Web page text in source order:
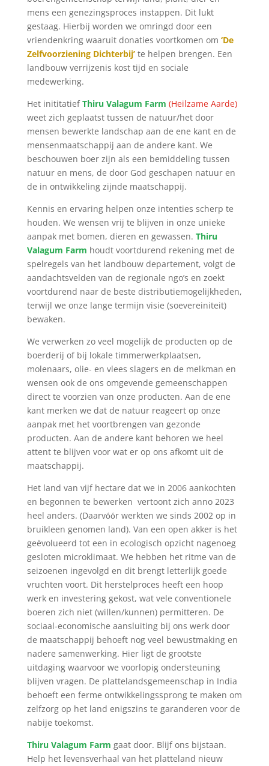
mens een genezingsproces instappen. Dit lukt
gestaag. Hierbij worden we omringd door een
vriendenkring waaruit donaties voortkomen om ‘De
Zelfvoorziening Dichterbij’te helpen brengen. Een
landbouw verrijzenis kost tijd en sociale
medewerking.
Het inititatiefThiru Valagum Farm (Heilzame Aarde)
weet zich geplaatst tussen de natuur/het door
mensen bewerkte landschap aan de ene kant en de
mensenmaatschappij aan de andere kant. We
beschouwen boer zijn als een bemiddeling tussen
natuur en mens, de door God geschapen natuur en
de in ontwikkeling zijnde maatschappij.
Kennis en ervaring helpen onze intenties scherp te
houden. We wensen vrij te blijven in onze unieke
aanpak met bomen, dieren en gewassen. Thiru
Valagum Farm houdt voortdurend rekening met de
spelregels van het landbouw departement, volgt de
aandachtsvelden van de regionale ngo’s en zoekt
voortdurend naar de beste distributiemogelijkheden,
terwijl we onze lange termijn visie (soevereiniteit)
bewaken.
We verwerken zo veel mogelijk de producten op de
boerderij of bij lokale timmerwerkplaatsen,
molenaars, olie- en vlees slagers en de melkman en
wensen ook de ons omgevende gemeenschappen
direct te voorzien van onze producten. Aan de ene
kant merken we dat de natuur reageert op onze
aanpak met het voortbrengen van gezonde
producten. Aan de andere kant behoren we heel
attent te blijven voor wat er op ons afkomt uit de
maatschappij.
Het land van vijf hectare dat we in 2006 aankochten
en begonnen te bewerken vertoont zich anno 2023
heel anders. (Daarvόόr werkten we sinds 2002 op in
bruikleen genomen land). Van een open akker is het
geëvolueerd tot een in ecologisch opzicht nagenoeg
gesloten microklimaat. We hebben het ritme van de
seizoenen ingevolgd en dit brengt letterlijk goede
vruchten voort. Dit herstelproces heeft een hoop
werk en investering gekost, wat vele conventionele
boeren zich niet (willen/kunnen) permitteren. De
sociaal-economische aansluiting bij ons werk door
de maatschappij behoeft nog veel bewustmaking en
nadere samenwerking. Hier ligt de grootste
uitdaging waarvoor we voorlopig ondersteuning
blijven vragen. De plattelandsgemeenschap in India
behoeft een ferme ontwikkelingssprong te maken om
zelfzorg op het land enigszins te garanderen voor de
nabije toekomst.
Thiru Valagum Farm gaat door. Blijf ons bijstaan.
Help het levensverhaal van het platteland nieuw